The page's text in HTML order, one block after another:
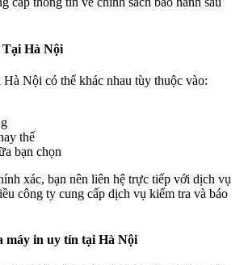
Hà Nội
Nội có thể khác nhau tùy thuộc vào:
thế
bạn chọn
xác, bạn nên liên hệ trực tiếp với dịch vụ
công ty cung cấp dịch vụ kiểm tra và báo
máy in uy tín tại Hà Nội